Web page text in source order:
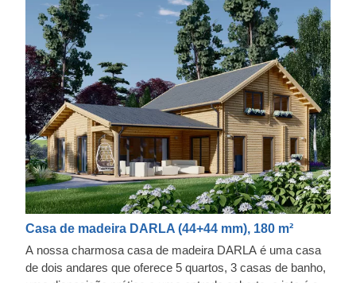
Casa de madeira DARLA (44+44 mm), 180 m²
A nossa charmosa casa de madeira DARLA é uma casa
de dois andares que oferece 5 quartos, 3 casas de banho,